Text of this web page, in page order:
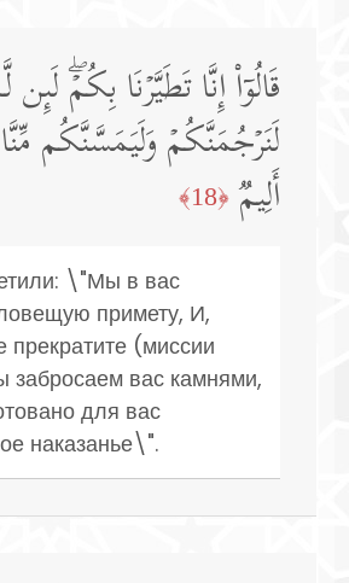
قَالُوۤا۟ إِنَّا تَطَیَّرۡنَا بِكُمۡۖ لَىِٕن
لَنَرۡجُمَنَّكُمۡ وَلَیَمَسَّنَّكُم
أَلِیمࣱ ﴿18﴾
\"Мы в вас
примету, И,
прекратите (миссии
вас камнями,
для вас
наказанье\".